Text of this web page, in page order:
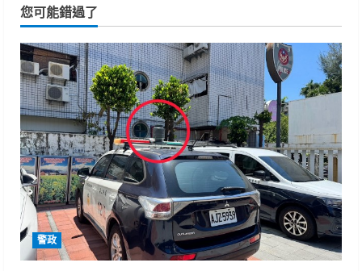
您可能錯過了
警政